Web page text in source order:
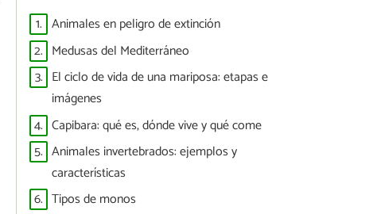
1. Animales en peligro de extinción
2. Medusas del Mediterráneo
3. El ciclo de vida de una mariposa: etapas e
imágenes
4. Capibara: qué es, dónde vive y qué come
5. Animales invertebrados: ejemplos y
características
6. Tipos de monos